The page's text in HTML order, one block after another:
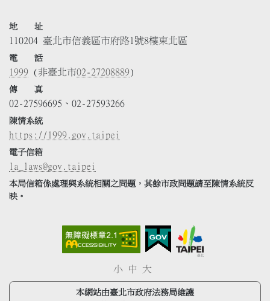
地 址
110204 臺北市信義區市府路1號8樓東北區
電 話
1999 (非臺北市02-27208889)
傳 真
02-27596695、02-27593266
陳情系統
https://1999.gov.taipei
電子信箱
la_laws@gov.taipei
本局信箱係處理與系統相關之問題，其餘市政問題請至陳情系統反
映。
小 中 大
本網站由臺北市政府法務局維護